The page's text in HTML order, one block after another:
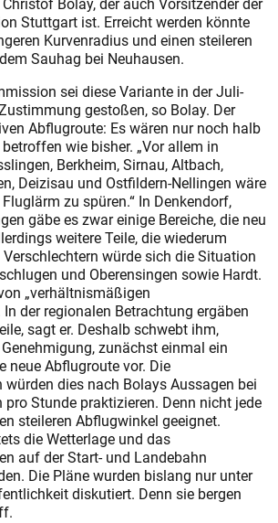
Stuttgart ist. Erreicht werden könnte
Kurvenradius und einen steileren
Sauhag bei Neuhausen.
sei diese Variante in der Juli-
gestoßen, so Bolay. Der
Abflugroute: Es wären nur noch halb
wie bisher. „Vor allem in
Berkheim, Sirnau, Altbach,
Deizisau und Ostfildern-Nellingen wäre
zu spüren.“ In Denkendorf,
gäbe es zwar einige Bereiche, die neu
weitere Teile, die wiederum
würde sich die Situation
und Oberensingen sowie Hardt.
„verhältnismäßigen
In der regionalen Betrachtung ergäben
sagt er. Deshalb schwebt ihm,
zunächst einmal ein
neue Abflugroute vor. Die
dies nach Bolays Aussagen bei
pro Stunde praktizieren. Denn nicht jede
steileren Abflugwinkel geeignet.
die Wetterlage und das
auf der Start- und Landebahn
Die Pläne wurden bislang nur unter
diskutiert. Denn sie bergen